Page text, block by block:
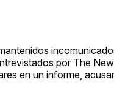
por The
en un informe,